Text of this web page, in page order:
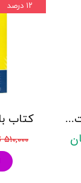
۵۱۰,۰۰۰ تومان
۱۲ درصد
کتاب روانشناسی شخصیت نشر روان آموز زهرا ساعدی